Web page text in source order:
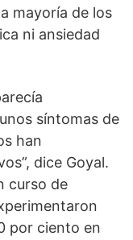
mayoría de los
ni ansiedad
síntomas de
han
dice Goyal.
curso de
por ciento en